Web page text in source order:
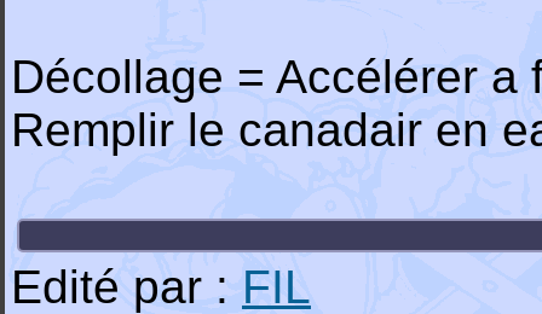
Décollage = Accélérer a
Remplir le canadair en
Edité par : FIL